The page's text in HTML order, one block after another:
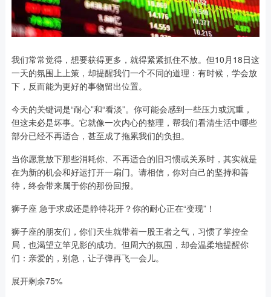
我们常常觉得，想要获得更多，就得紧紧抓住不放。但10月18日这
一天的氛围上上策，却提醒我们一个不同的道理：有时候，学会放
下，反而能为更好的事物留出位置。
今天的关键词是“耐心”和“看淡”。你可能会感到一些压力或沉重，
但这未必是坏事。它就像一次内心的整理，帮我们看清生活中哪些
部分已经不再适合，甚至成了拖累我们的负担。
当你愿意放下那些消耗你、不再适合的旧习惯或关系时，其实就是
在为新的机会和好运打开一扇门。请相信，你对自己的坚持和善
待，终会带来属于你的那份回报。
狮子座 急于求成还是静待花开？你的耐心正在“变现”！
狮子座的朋友们，你们天生就带着一股王者之气，习惯了掌控全
局，也渴望立竿见影的成功。但周六的氛围，却会温柔地提醒你
们：亲爱的，别急，让子弹再飞一会儿。
展开剩余75%